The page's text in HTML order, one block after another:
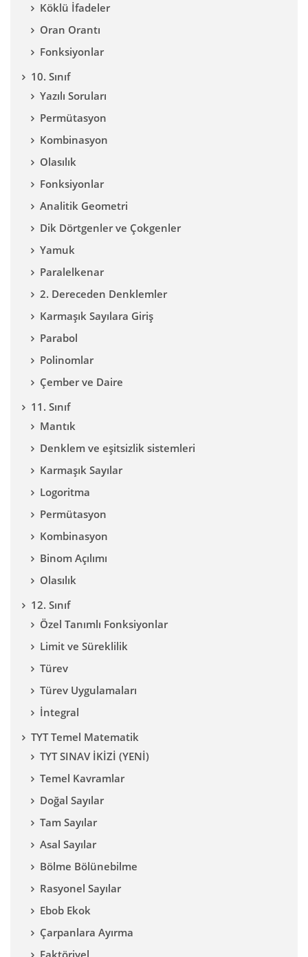
Köklü İfadeler
Oran Orantı
Fonksiyonlar
10. Sınıf
Yazılı Soruları
Permütasyon
Kombinasyon
Olasılık
Fonksiyonlar
Analitik Geometri
Dik Dörtgenler ve Çokgenler
Yamuk
Paralelkenar
2. Dereceden Denklemler
Karmaşık Sayılara Giriş
Parabol
Polinomlar
Çember ve Daire
11. Sınıf
Mantık
Denklem ve eşitsizlik sistemleri
Karmaşık Sayılar
Logoritma
Permütasyon
Kombinasyon
Binom Açılımı
Olasılık
12. Sınıf
Özel Tanımlı Fonksiyonlar
Limit ve Süreklilik
Türev
Türev Uygulamaları
İntegral
TYT Temel Matematik
TYT SINAV İKİZİ (YENİ)
Temel Kavramlar
Doğal Sayılar
Tam Sayılar
Asal Sayılar
Bölme Bölünebilme
Rasyonel Sayılar
Ebob Ekok
Çarpanlara Ayırma